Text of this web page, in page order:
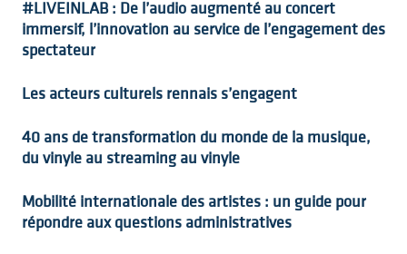
#LIVEINLAB : De l’audio augmenté au concert
immersif, l’innovation au service de l’engagement des
spectateur
Les acteurs culturels rennais s’engagent
40 ans de transformation du monde de la musique,
du vinyle au streaming au vinyle
Mobilité internationale des artistes : un guide pour
répondre aux questions administratives